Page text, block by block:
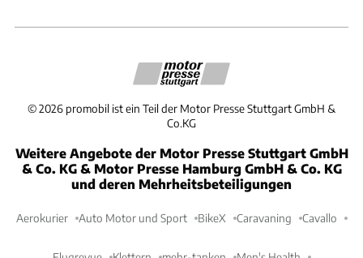
©2026 promobil ist ein Teil der Motor Presse Stuttgart GmbH &
Co.KG
Weitere Angebote der Motor Presse Stuttgart GmbH
& Co. KG & Motor Presse Hamburg GmbH & Co. KG
und deren Mehrheitsbeteiligungen
Aerokurier Auto Motor und Sport BikeX Caravaning Cavallo